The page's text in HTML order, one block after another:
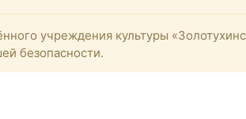
учреждения культуры
безопасности.